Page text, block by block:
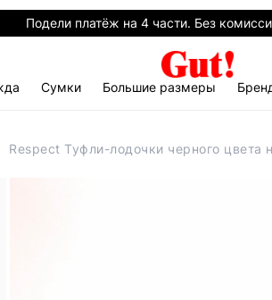
Подели платёж на 4 части. Без
Сумки Большие размеры
Respect Туфли-лодочки черного цвета